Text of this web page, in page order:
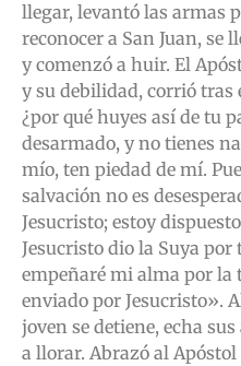
llegar, levantó las armas
reconocer a San Juan, se
y comenzó a huir. El
y su debilidad, corrió
¿por qué huyes así de tu
desarmado, y no tienes
mío, ten piedad de mí.
salvación no es
Jesucristo; estoy
Jesucristo dio la Suya por
empeñaré mi alma por la
enviado por Jesucristo».
joven se detiene, echa
a llorar. Abrazó al